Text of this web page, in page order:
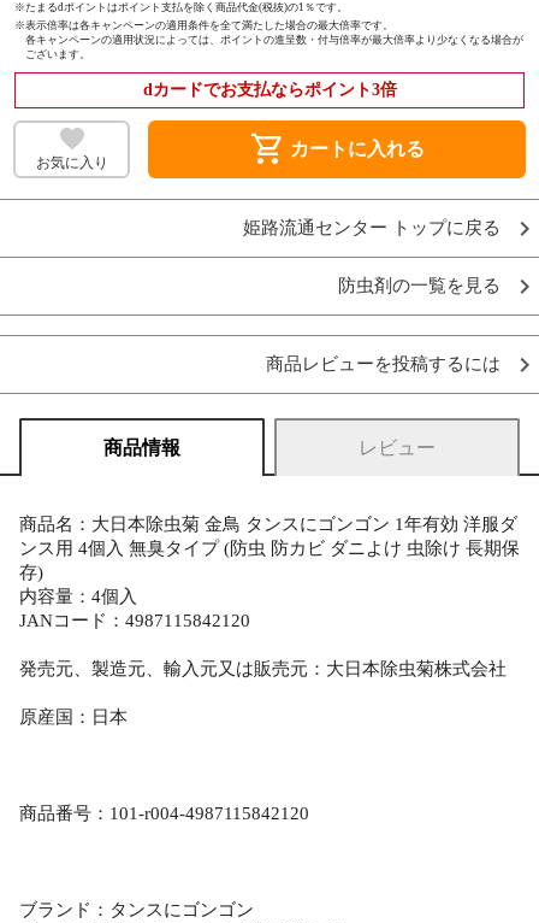
※たまるdポイントはポイント支払を除く商品代金(税抜)の1％です。
※表示倍率は各キャンペーンの適用条件を全て満たした場合の最大倍率です。
各キャンペーンの適用状況によっては、ポイントの進呈数・付与倍率が最大倍率より少なくなる場合が
ございます。
dカードでお支払ならポイント3倍
お気に入り shopping_cart カートに入れる
姫路流通センター トップに戻る
防虫剤の一覧を見る
商品レビューを投稿するには
商品情報 レビュー
商品名：大日本除虫菊 金鳥 タンスにゴンゴン 1年有効 洋服ダ
ンス用 4個入 無臭タイプ (防虫 防カビ ダニよけ 虫除け 長期保
存)
内容量：4個入
JANコード：4987115842120
発売元、製造元、輸入元又は販売元：大日本除虫菊株式会社
原産国：日本
商品番号：101-r004-4987115842120
ブランド：タンスにゴンゴン